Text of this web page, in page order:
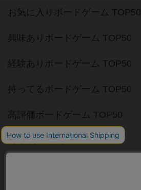
お気に入りボードゲーム TOP50
興味ありボードゲーム TOP50
経験ありボードゲーム TOP50
持ってるボードゲーム TOP50
高評価ボードゲーム TOP50
2人用ボードゲーム TOP50